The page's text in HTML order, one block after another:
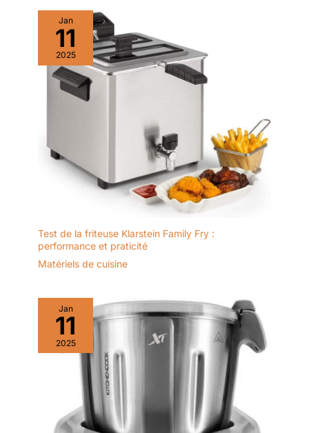
Jan
11
2025
Test de la friteuse Klarstein Family Fry :
performance et praticité
Matériels de cuisine
Jan
11
2025